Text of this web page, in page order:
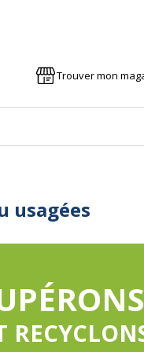
Trouver mon
usagées